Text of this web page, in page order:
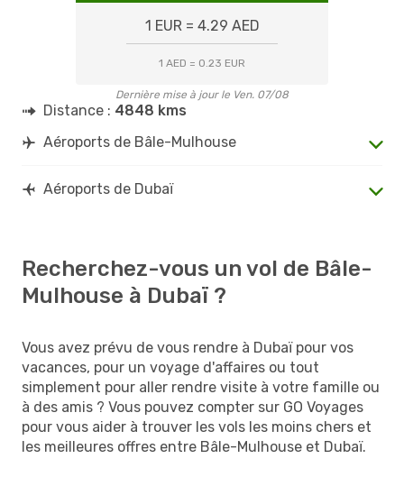
1 EUR = 4.29 AED
1 AED = 0.23 EUR
Dernière mise à jour le Ven. 07/08
Distance : 4848 kms
Aéroports de Bâle-Mulhouse
Aéroports de Dubaï
Recherchez-vous un vol de Bâle-
Mulhouse à Dubaï ?
Vous avez prévu de vous rendre à Dubaï pour vos
vacances, pour un voyage d'affaires ou tout
simplement pour aller rendre visite à votre famille ou
à des amis ? Vous pouvez compter sur GO Voyages
pour vous aider à trouver les vols les moins chers et
les meilleures offres entre Bâle-Mulhouse et Dubaï.